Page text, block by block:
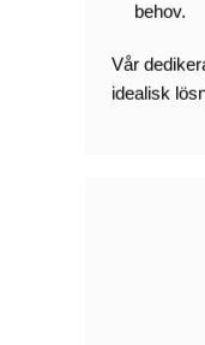
behov.
Vår
idealisk